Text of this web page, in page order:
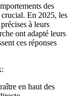
des
En 2025, les
à leurs
ont adapté leurs
ces réponses
en haut des